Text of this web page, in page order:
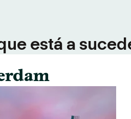
está a